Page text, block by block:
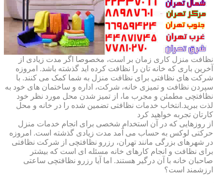
نظافت منزل کاری زمان بر است، مخصوصا اگر مدت زیادی از
آخرین باری که خانه تان را نظافت کرده اید گذشته باشد. امروزه
شرکت های نظافتی برای نظافت منزل به شما کمک می کنند. با
سپردن نظافت و تمیزی خانه، شرکت، اداره و ساختمان های خود به
نظافتچی مطمئن و مجرب ما، از تمیز شدن محل مورد نظر خود
لذت ببرید.انتخاب خدمات نظافتی تضمین شده را در خانه و محل
کارتان تجربه خواهید کرد
از روزهایی که در آن استخدام شخصی برای انجام خدمات منزل
حرکتی لوکس به حساب می آمد مدت زیادی گذشته است. امروزه
در شهرهای بزرگی مانند تهران، رزرو نظافتچی از شرکت نظافتی
برای نظافت و انجام کارهای خانه مسئله ای است که بیشتر
صاحبان خانه با آن درگیر هستند. اما آیا رزرو نظافتچی ساعتی
ارزشمند است؟